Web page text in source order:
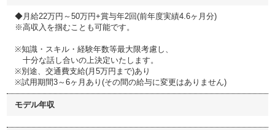
◆月給22万円～50万円+賞与年2回(前年度実績4.6ヶ月分)
※高収入を掴むことも可能です。
※知識・スキル・経験年数等最大限考慮し、
十分な話し合いの上決定いたします。
※別途、交通費支給(月5万円まで)あり
※試用期間3～6ヶ月あり(その間の給与に変更はありません)
モデル年収